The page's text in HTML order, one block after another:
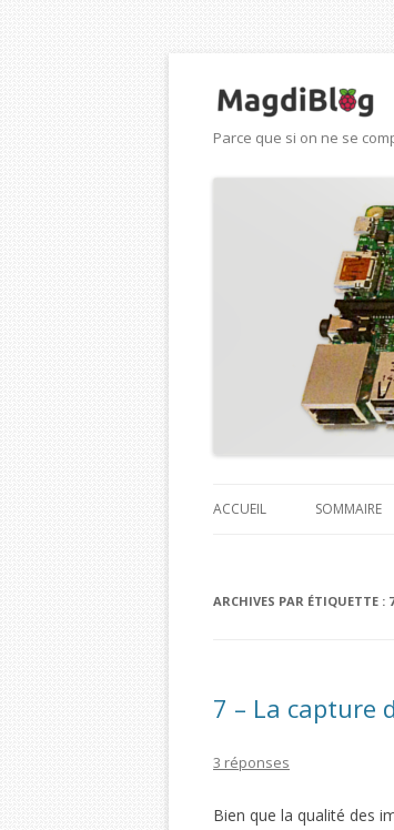
Parce que si on ne se
ACCUEIL SOMMAIRE
ARCHIVES PAR ÉTIQUETTE :
7 – La capture
3 réponses
Bien que la qualité des